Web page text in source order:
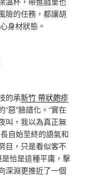
的任務，都讓胡
身材狀態。
的承新竹 帶狀皰疹
惡”臉譜化。“實在
叫，我以為真正無
自始至終的語氣和
目，只是看似客不
恰是這種平庸，擊
深淵更推近了一個